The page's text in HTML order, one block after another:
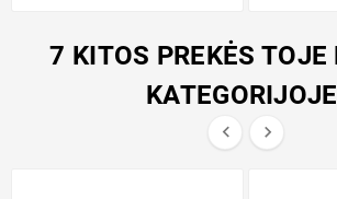
7 KITOS PREKĖS TOJE
 